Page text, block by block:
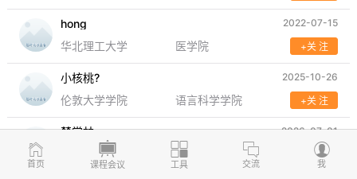
hong 2022-07-15
华北理工大学 医学院 +关 注
小核桃? 2025-10-26
伦敦大学学院 语言科学学院 +关 注
楚常林 2026-07-01
延边大学 外国语学院 +关 注
首页 课程会议 工具 交流 我